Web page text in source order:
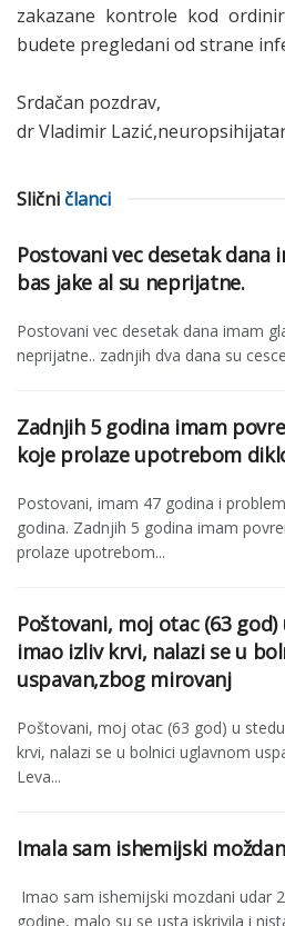
zakazane kontrole kod
budete pregledani od strane
Srdačan pozdrav,
dr Vladimir
Slični članci
Postovani vec desetak dana
bas jake al su neprijatne.
Postovani vec desetak dana imam
neprijatne.. zadnjih dva dana su
Zadnjih 5 godina imam
koje prolaze upotrebom
Postovani, imam 47 godina i
godina. Zadnjih 5 godina imam
prolaze upotrebom...
Poštovani, moj otac (63 god)
imao izliv krvi, nalazi se u
uspavan,zbog mirovanj
Poštovani, moj otac (63 god) u
krvi, nalazi se u bolnici uglavnom
Leva...
Imala sam ishemijski
Imao sam ishemijski mozdani udar
godine, malo su se usta iskrivila i